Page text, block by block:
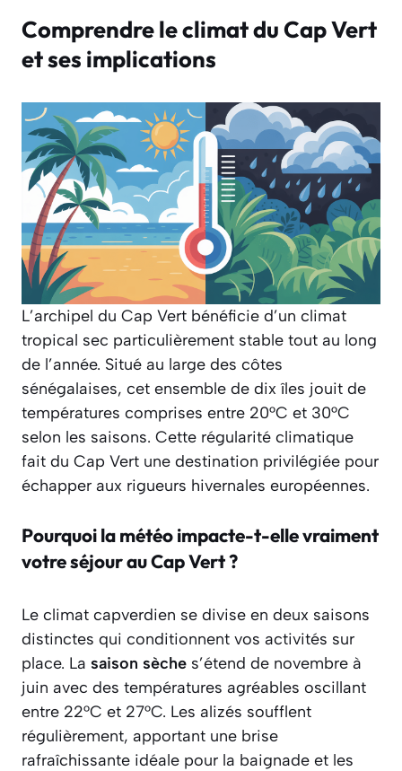
Comprendre le climat du Cap Vert
et ses implications
L’archipel du Cap Vert bénéficie d’un climat
tropical sec particulièrement stable tout au long
de l’année. Situé au large des côtes
sénégalaises, cet ensemble de dix îles jouit de
températures comprises entre 20°C et 30°C
selon les saisons. Cette régularité climatique
fait du Cap Vert une destination privilégiée pour
échapper aux rigueurs hivernales européennes.
Pourquoi la météo impacte-t-elle vraiment
votre séjour au Cap Vert ?
Le climat capverdien se divise en deux saisons
distinctes qui conditionnent vos activités sur
place. La saison sèche s’étend de novembre à
juin avec des températures agréables oscillant
entre 22°C et 27°C. Les alizés soufflent
régulièrement, apportant une brise
rafraîchissante idéale pour la baignade et les